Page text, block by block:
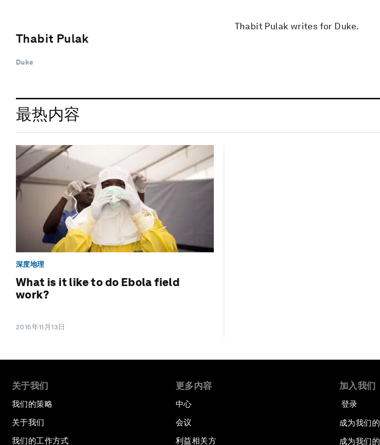
Thabit Pulak
Duke
Thabit Pulak writes for Duke.
最热内容
深度地理
What is it like to do Ebola field
work?
2015年11月13日
关于我们
我们的策略
关于我们
我们的工作方式
更多内容
中心
会议
利益相关方
加入我们
登录
成为我们
成为我们